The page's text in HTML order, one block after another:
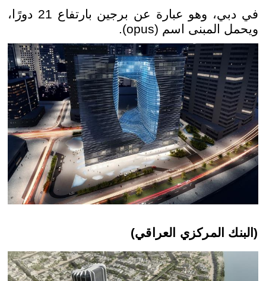
في دبي، وهو عبارة عن برجين بارتفاع 21 دورًا،
ويحمل المبنى اسم (opus).
(البنك المركزي العراقي)